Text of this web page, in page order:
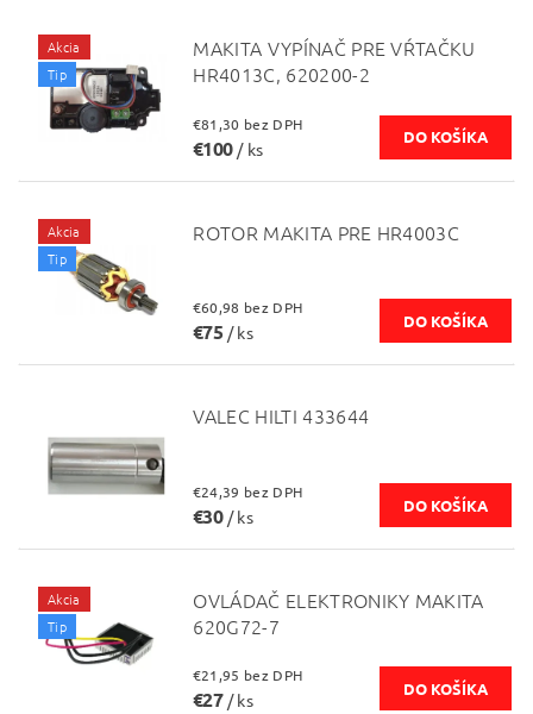
Akcia
Tip
MAKITA VYPÍNAČ PRE VŔTAČKU
HR4013C, 620200-2
€81,30 bez DPH
€100 / ks
Akcia
Tip
ROTOR MAKITA PRE HR4003C
€60,98 bez DPH
€75 / ks
VALEC HILTI 433644
€24,39 bez DPH
€30 / ks
Akcia
Tip
OVLÁDAČ ELEKTRONIKY MAKITA
620G72-7
€21,95 bez DPH
€27 / ks